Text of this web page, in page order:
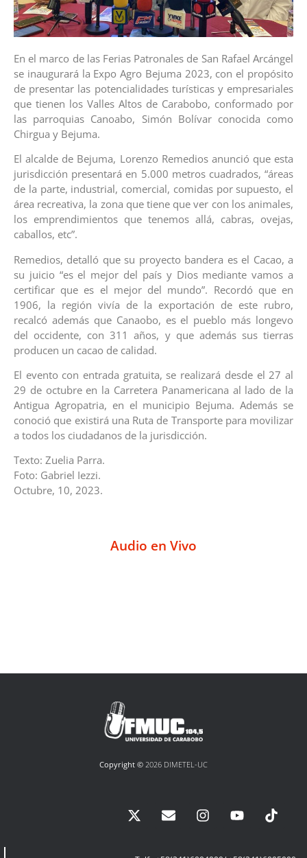
En el marco de las Ferias Patronales de San Rafael Arcángel
se inaugurará la Expo Agro Bejuma 2023, con el propósito
de presentar las potencialidades turísticas y empresariales
que tienen los Valles Altos de Carabobo, conformado por
las parroquias Canoabo, Simón Bolívar conocida como
Chirgua y Bejuma.
El alcalde de Bejuma, Lorenzo Remedios anunció que esta
jurisdicción presentará en 5.000 metros cuadrados, “áreas
de la parte, industrial, comercial, comidas por supuesto, el
área recreativa, la zona que tiene que ver con los animales,
los emprendimientos que tenemos allá, cabras, ovejas,
caballos, etc”.
Remedios, detalló que su proyecto bandera es el Cacao, a
su juicio “es el mejor del país y Dios mediante vamos a
certificar que es el mejor del mundo”. Recordó que en
1906, la región vivía de la exportación de este rubro,
recalcó además que Canaobo, es el pueblo más longevo
del occidente, con 311 años, y que además sus tierras
producen un cacao de calidad.
El evento con entrada gratuita, se realizará desde el 27 al
29 de octubre en la Carretera Panamericana al lado de la
Antigua Agropatria, en el municipio Bejuma. Además se
conoció que existirá una Ruta de Transporte para movilizar
a todos los ciudadanos de la jurisdicción.
Texto: Zuelia Parra.
Foto: Gabriel Iezzi.
Octubre, 10, 2023.
Audio en Vivo
Copyright © 2026 DIMETEL-UC